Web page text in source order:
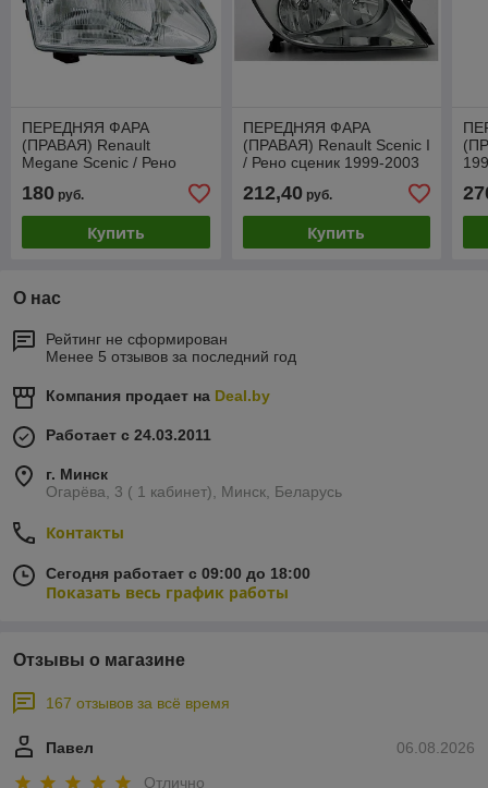
ПЕРЕДНЯЯ ФАРА
(ПРАВАЯ) Renault
Megane Scenic / Рено
меган сценик, Н4, 1997-
1999
180 руб.
Купить
ПЕРЕДНЯЯ ФАРА
(ПРАВАЯ) Renault Scenic I
/ Рено сценик 1999-2003
212,40руб.
Купить
О нас
Рейтинг не сформирован
Менее 5 отзывов за последний год
Компания продает на Deal.by
Работает с 24.03.2011
г. Минск
Огарёва, 3 ( 1 кабинет), Минск, Беларусь
Контакты
Сегодня работает с 09:00 до 18:00
Показать весь график работы
Отзывы о магазине
167 отзывов за всё время
06.08.2026
Павел
Отлично